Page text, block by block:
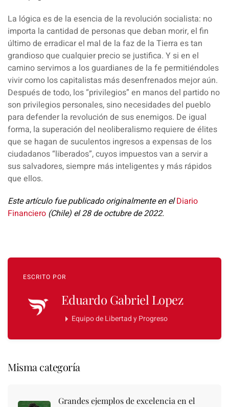
La lógica es de la esencia de la revolución socialista: no
importa la cantidad de personas que deban morir, el fin
último de erradicar el mal de la faz de la Tierra es tan
grandioso que cualquier precio se justifica. Y si en el
camino servimos a los guardianes de la fe permitiéndoles
vivir como los capitalistas más desenfrenados mejor aún.
Después de todo, los “privilegios” en manos del partido no
son privilegios personales, sino necesidades del pueblo
para defender la revolución de sus enemigos. De igual
forma, la superación del neoliberalismo requiere de élites
que se hagan de suculentos ingresos a expensas de los
ciudadanos “liberados”, cuyos impuestos van a servir a
sus salvadores, siempre más inteligentes y más rápidos
que ellos.
Este artículo fue publicado originalmente en elDiario
Financiero (Chile) el 28 de octubre de 2022.
ESCRITO POR
Eduardo Gabriel Lopez
Equipo de Libertad y Progreso
Misma categoría
Grandes ejemplos de excelencia en el